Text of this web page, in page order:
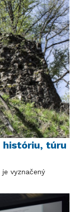
históriu, túru
vyznačený